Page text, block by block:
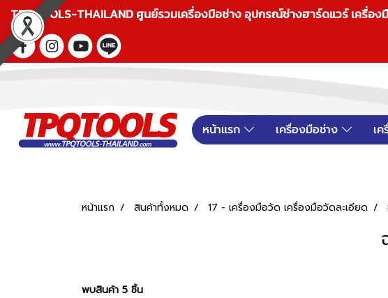
TPQTOOLS-THAILAND ศูนย์รวมเครื่องมือช่าง อุปกรณ์ช่างฮาร์ดแวร์ เครื่
หน้าแรก เครื่องมือช่าง เ
หน้าแรก สินค้าทั้งหมด 17 - เครื่องมือวัด เครื่องมือวัดละเอียด
พบสินค้า 5 ชิ้น